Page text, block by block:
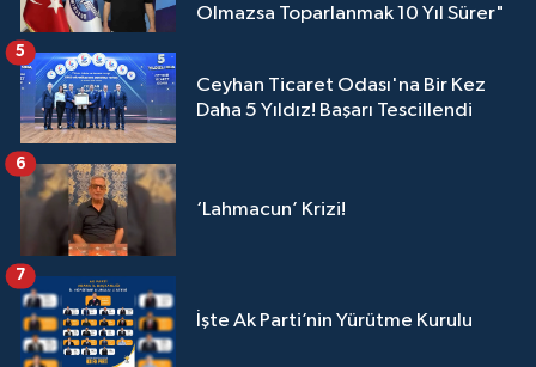
Olmazsa Toparlanmak 10 Yıl Sürer"
Ceyhan Ticaret Odası'na Bir Kez
Daha 5 Yıldız! Başarı Tescillendi
5
‘Lahmacun’ Krizi!
6
İşte Ak Parti’nin Yürütme Kurulu
7